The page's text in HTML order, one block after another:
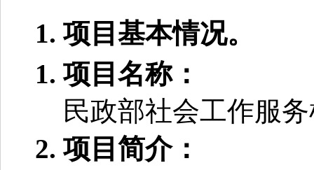
项目基本情况。
项目名称：
民政部社会工作服
项目简介：